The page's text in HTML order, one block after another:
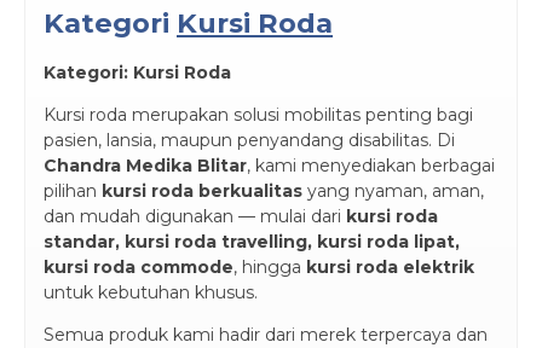
Kategori Kursi Roda
Kategori: Kursi Roda
Kursi roda merupakan solusi mobilitas penting bagi
pasien, lansia, maupun penyandang disabilitas. Di
Chandra Medika Blitar, kami menyediakan berbagai
pilihan kursi roda berkualitas yang nyaman, aman,
dan mudah digunakan — mulai dari kursi roda
standar, kursi roda travelling, kursi roda lipat,
kursi roda commode, hingga kursi roda elektrik
untuk kebutuhan khusus.
Semua produk kami hadir dari merek terpercaya dan